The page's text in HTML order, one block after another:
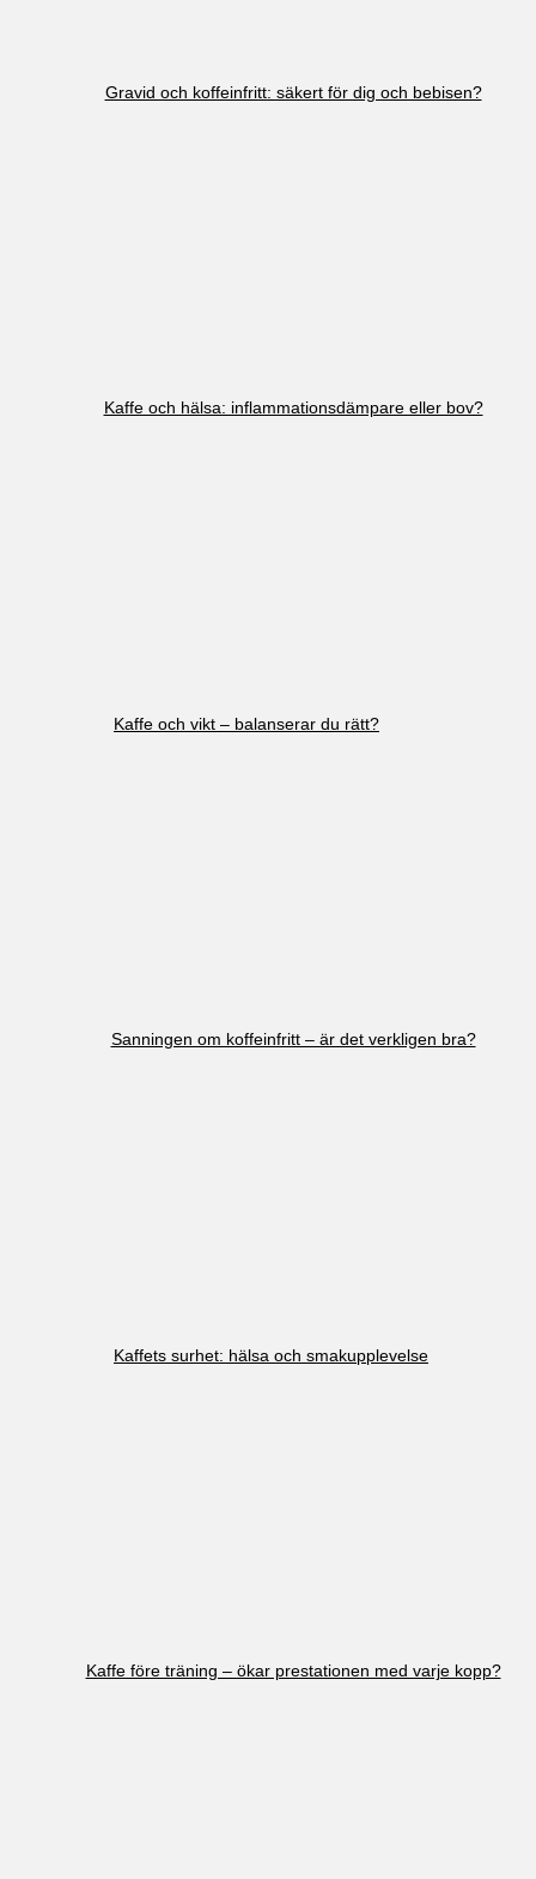
Gravid och koffeinfritt: säkert för dig och bebisen?
Kaffe och hälsa: inflammationsdämpare eller bov?
Kaffe och vikt – balanserar du rätt?
Sanningen om koffeinfritt – är det verkligen bra?
Kaffets surhet: hälsa och smakupplevelse
Kaffe före träning – ökar prestationen med varje kopp?